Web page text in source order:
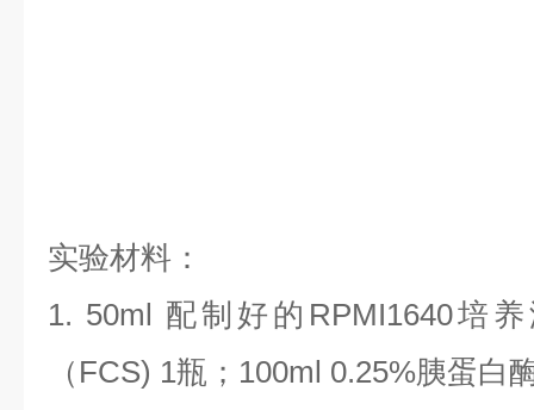
实验材料：
1. 50ml 配制好的RPMI1640培
（FCS) 1瓶；100ml 0.25%胰蛋白